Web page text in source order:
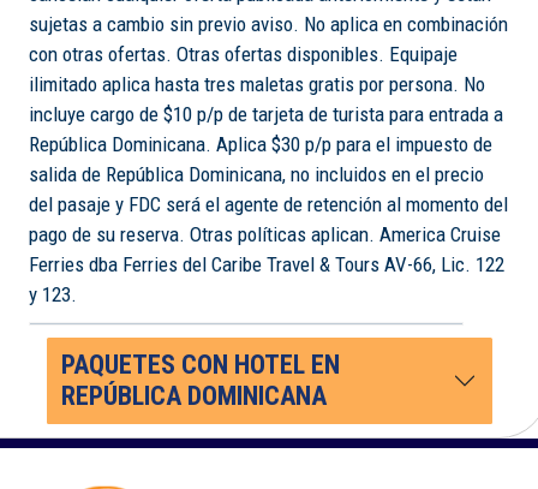
sujetas a cambio sin previo aviso. No aplica en combinación
con otras ofertas. Otras ofertas disponibles. Equipaje
ilimitado aplica hasta tres maletas gratis por persona. No
incluye cargo de $10 p/p de tarjeta de turista para entrada a
República Dominicana. Aplica $30 p/p para el impuesto de
salida de República Dominicana, no incluidos en el precio
del pasaje y FDC será el agente de retención al momento del
pago de su reserva. Otras políticas aplican. America Cruise
Ferries dba Ferries del Caribe Travel & Tours AV-66, Lic. 122
y 123.
PAQUETES CON HOTEL EN
REPÚBLICA DOMINICANA